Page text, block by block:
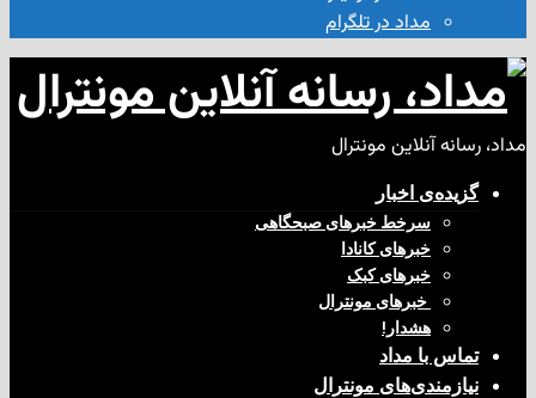
مداد در تلگرام
مونترال
اخبار
سرخط خبرهای صبحگاهی
خبرهای کانادا
خبرهای کبک
‌ خبرهای مونترال
مداد
مونترال